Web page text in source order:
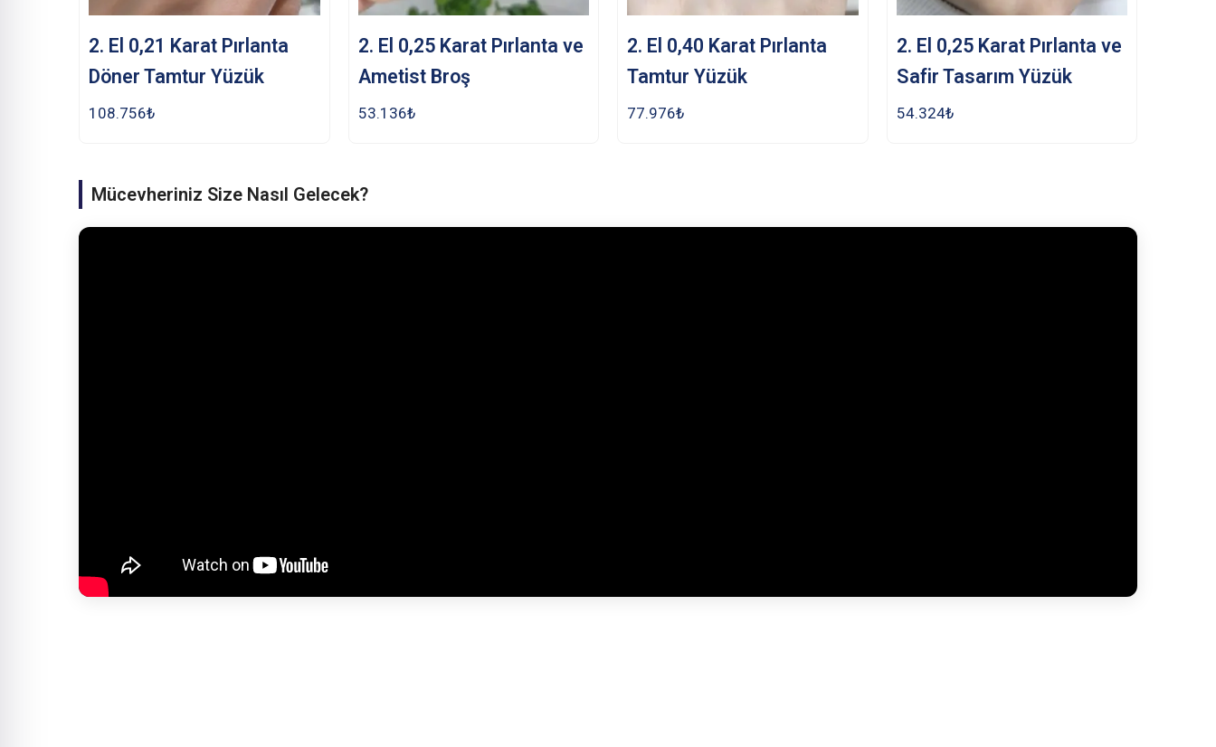
2. El 0,21 Karat Pırlanta
Döner Tamtur Yüzük
108.756₺
2. El 0,25 Karat Pırlanta ve
Ametist Broş
53.136₺
2. El 0,40 Karat Pırlanta
Tamtur Yüzük
77.976₺
2. El 0,25 Karat Pırlanta ve
Safir Tasarım Yüzük
54.324₺
Mücevheriniz Size Nasıl Gelecek?